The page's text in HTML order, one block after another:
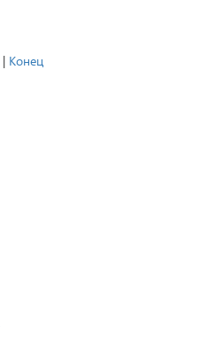
| Конец